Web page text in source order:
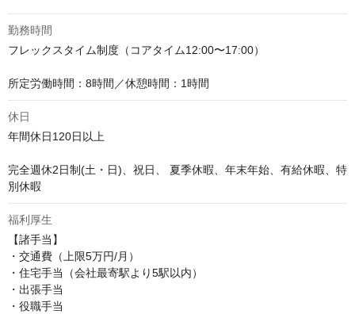
勤務時間
フレックスタイム制度（コアタイム12:00〜17:00）
所定労働時間：8時間／休憩時間：1時間
休日
年間休日120日以上
完全週休2日制(土・日)、祝日、 夏季休暇、年末年始、有給休暇、特
別休暇
福利厚生
【諸手当】
・交通費（上限5万円/月）
・住宅手当（会社最寄駅より5駅以内）
・出張手当
・役職手当